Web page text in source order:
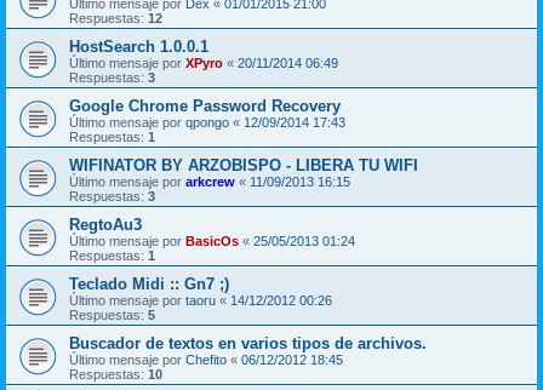
Último mensaje por Dex « 01/01/2015 21:00
Respuestas: 12
HostSearch 1.0.0.1
Último mensaje por XPyro « 20/11/2014 06:49
Respuestas: 3
Google Chrome Password Recovery
Último mensaje por qpongo « 12/09/2014 17:43
Respuestas: 1
WIFINATOR BY ARZOBISPO - LIBERA TU WIFI
Último mensaje por arkcrew « 11/09/2013 16:15
Respuestas: 3
RegtoAu3
Último mensaje por BasicOs « 25/05/2013 01:24
Respuestas: 1
Teclado Midi :: Gn7 ;)
Último mensaje por taoru « 14/12/2012 00:26
Respuestas: 5
Buscador de textos en varios tipos de archivos.
Último mensaje por Chefito « 06/12/2012 18:45
Respuestas: 10